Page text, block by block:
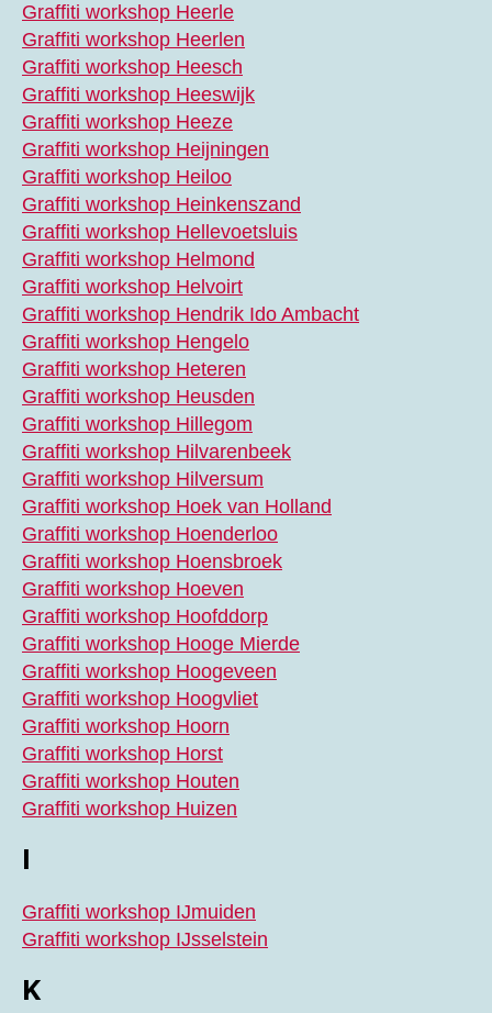
Graffiti workshop Heerle
Graffiti workshop Heerlen
Graffiti workshop Heesch
Graffiti workshop Heeswijk
Graffiti workshop Heeze
Graffiti workshop Heijningen
Graffiti workshop Heiloo
Graffiti workshop Heinkenszand
Graffiti workshop Hellevoetsluis
Graffiti workshop Helmond
Graffiti workshop Helvoirt
Graffiti workshop Hendrik Ido Ambacht
Graffiti workshop Hengelo
Graffiti workshop Heteren
Graffiti workshop Heusden
Graffiti workshop Hillegom
Graffiti workshop Hilvarenbeek
Graffiti workshop Hilversum
Graffiti workshop Hoek van Holland
Graffiti workshop Hoenderloo
Graffiti workshop Hoensbroek
Graffiti workshop Hoeven
Graffiti workshop Hoofddorp
Graffiti workshop Hooge Mierde
Graffiti workshop Hoogeveen
Graffiti workshop Hoogvliet
Graffiti workshop Hoorn
Graffiti workshop Horst
Graffiti workshop Houten
Graffiti workshop Huizen
I
Graffiti workshop IJmuiden
Graffiti workshop IJsselstein
K